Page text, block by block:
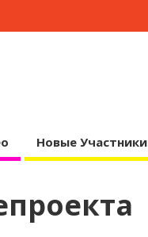
Новые Участники